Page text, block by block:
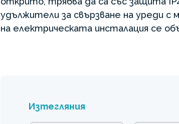
удължители за свързване на уреди
на електрическата инсталация се
Изтегляния